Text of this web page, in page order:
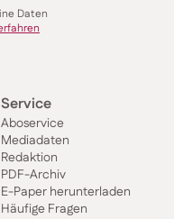
Daten
Service
Aboservice
Mediadaten
Redaktion
PDF-Archiv
E-Paper herunterladen
Häufige Fragen